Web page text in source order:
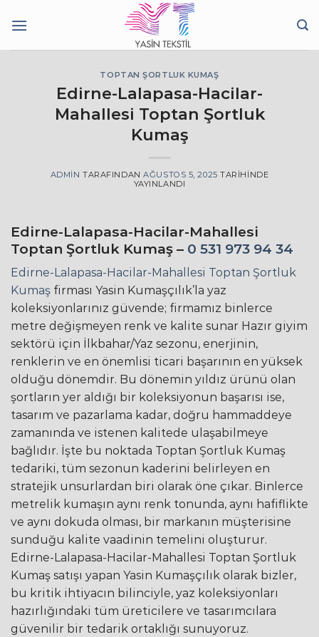
atla
TOPTAN ŞORTLUK KUMAŞ
Edirne-Lalapasa-Hacilar-
Mahallesi Toptan Şortluk
Kumaş
ADMIN TARAFINDAN AĞUSTOS 5, 2025 TARIHINDE
YAYINLANDI
Edirne-Lalapasa-Hacilar-Mahallesi
Toptan Şortluk Kumaş – 0 531 973 94 34
Edirne-Lalapasa-Hacilar-Mahallesi Toptan Şortluk
Kumaş firması Yasin Kumaşçılık’la yaz
koleksiyonlarınız güvende; firmamız binlerce
metre değişmeyen renk ve kalite sunar Hazır giyim
sektörü için İlkbahar/Yaz sezonu, enerjinin,
renklerin ve en önemlisi ticari başarının en yüksek
olduğu dönemdir. Bu dönemin yıldız ürünü olan
şortların yer aldığı bir koleksiyonun başarısı ise,
tasarım ve pazarlama kadar, doğru hammaddeye
zamanında ve istenen kalitede ulaşabilmeye
bağlıdır. İşte bu noktada Toptan Şortluk Kumaş
tedariki, tüm sezonun kaderini belirleyen en
stratejik unsurlardan biri olarak öne çıkar. Binlerce
metrelik kumaşın aynı renk tonunda, aynı hafiflikte
ve aynı dokuda olması, bir markanın müşterisine
sunduğu kalite vaadinin temelini oluşturur.
Edirne-Lalapasa-Hacilar-Mahallesi Toptan Şortluk
Kumaş satışı yapan Yasin Kumaşçılık olarak bizler,
bu kritik ihtiyacın bilinciyle, yaz koleksiyonları
hazırlığındaki tüm üreticilere ve tasarımcılara
güvenilir bir tedarik ortaklığı sunuyoruz.